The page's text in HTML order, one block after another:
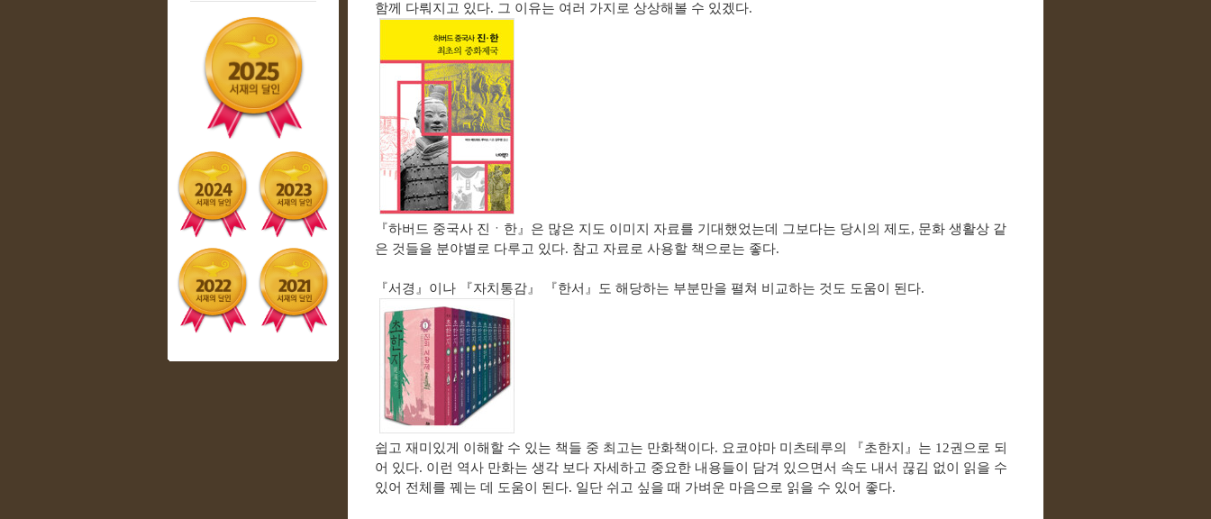
함께 다뤄지고 있다. 그 이유는 여러 가지로 상상해볼 수 있겠다.
『하버드 중국사 진 ㆍ 한』 은 많은 지도 이미지 자료를 기대했었는데 그보다는 당시의 제도, 문화 생활상 같
은 것들을 분야별로 다루고 있다. 참고 자료로 사용할 책으로는 좋다.
『서경 』 이나 『자치통감』 『한서 』 도 해당하는 부분만을 펼쳐 비교하는 것도 도움이 된다.
쉽고 재미있게 이해할 수 있는 책들 중 최고는 만화책이다. 요코야마 미츠테루의 『초한지 』 는 12권으로 되
어 있다. 이런 역사 만화는 생각 보다 자세하고 중요한 내용들이 담겨 있으면서 속도 내서 끊김 없이 읽을 수
있어 전체를 꿰는 데 도움이 된다. 일단 쉬고 싶을 때 가벼운 마음으로 읽을 수 있어 좋다.